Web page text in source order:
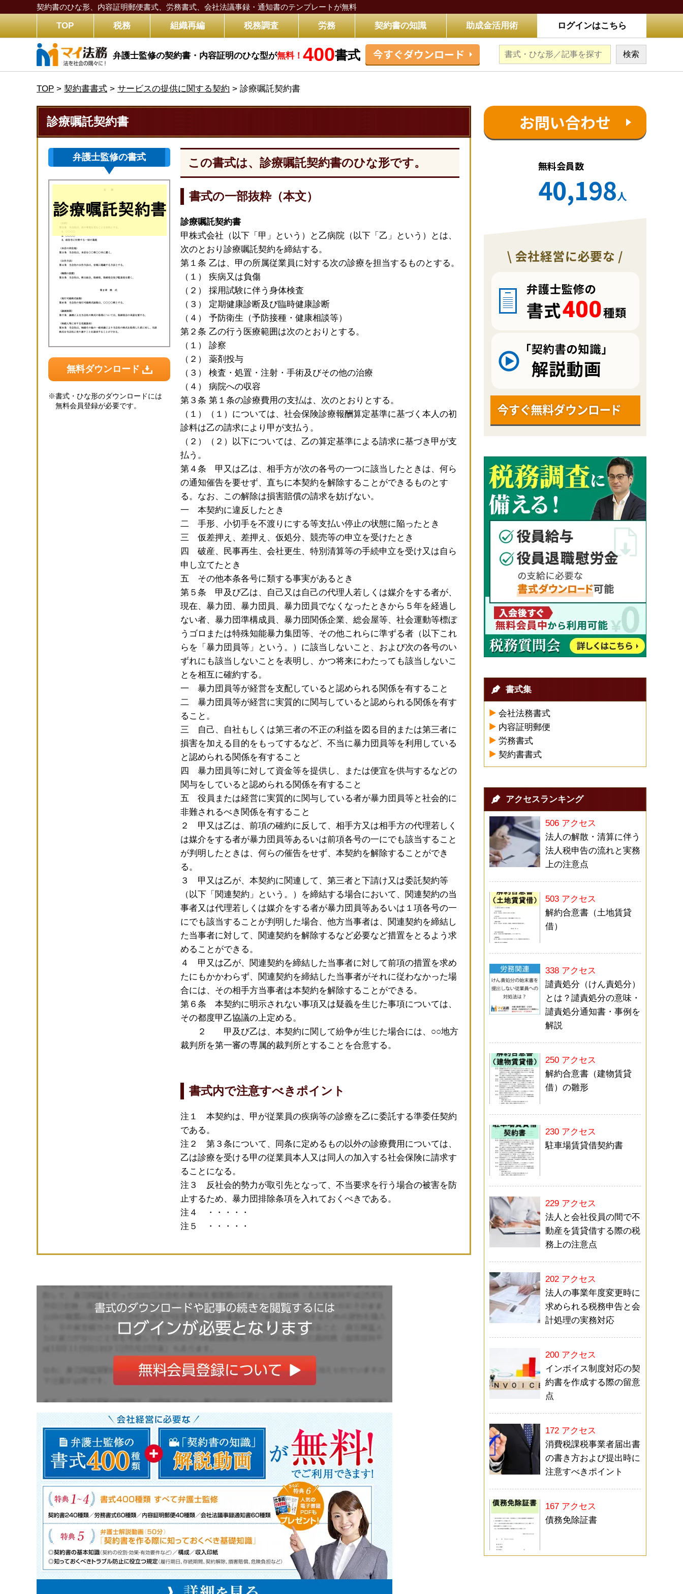
契約書のひな形、内容証明郵便書式、労務書式、 会社法議事録・通知書のテンプレートが無料
TOP 税務 組織再編 税務調査 労務 契約書の知識 助成金活用術 ログインはこちら
弁護士監修の契約書・内容証明のひな型が無料！ 400書式 今すぐダウンロード
TOP > 契約書書式 > サービスの提供に関する契約 > 診療嘱託契約書
診療嘱託契約書
弁護士監修の書式
無料ダウンロード
※書式・ひな形のダウンロードには
無料会員登録が必要です。
この書式は、診療嘱託契約書のひな形です。
書式の一部抜粋（本文）
診療嘱託契約書
甲株式会社（以下「甲」という）と乙病院（以下「乙」という）とは、
次のとおり診療嘱託契約を締結する。
第１条 乙は、甲の所属従業員に対する次の診療を担当するものとする。
（１） 疾病又は負傷
（２） 採用試験に伴う身体検査
（３） 定期健康診断及び臨時健康診断
（４） 予防衛生（予防接種・健康相談等）
第２条 乙の行う医療範囲は次のとおりとする。
（１） 診察
（２） 薬剤投与
（３） 検査・処置・注射・手術及びその他の治療
（４） 病院への収容
第３条 第１条の診療費用の支払は、次のとおりとする。
（１）（１）については、社会保険診療報酬算定基準に基づく本人の初
診料は乙の請求により甲が支払う。
（２）（２）以下については、乙の算定基準による請求に基づき甲が支
払う。
第４条 甲又は乙は、相手方が次の各号の一つに該当したときは、何ら
の通知催告を要せず、直ちに本契約を解除することができるものとす
る。なお、この解除は損害賠償の請求を妨げない。
一 本契約に違反したとき
二 手形、小切手を不渡りにする等支払い停止の状態に陥ったとき
三 仮差押え、差押え、仮処分、競売等の申立を受けたとき
四 破産、民事再生、会社更生、特別清算等の手続申立を受け又は自ら
申し立てたとき
五 その他本条各号に類する事実があるとき
第５条 甲及び乙は、自己又は自己の代理人若しくは媒介をする者が、
現在、暴力団、暴力団員、暴力団員でなくなったときから５年を経過し
ない者、暴力団準構成員、暴力団関係企業、総会屋等、社会運動等標ぼ
うゴロまたは特殊知能暴力集団等、その他これらに準ずる者（以下これ
らを「暴力団員等」という。）に該当しないこと、および次の各号のい
ずれにも該当しないことを表明し、かつ将来にわたっても該当しないこ
とを相互に確約する。
一 暴力団員等が経営を支配していると認められる関係を有すること
二 暴力団員等が経営に実質的に関与していると認められる関係を有す
ること。
三 自己、自社もしくは第三者の不正の利益を図る目的または第三者に
損害を加える目的をもってするなど、不当に暴力団員等を利用している
と認められる関係を有すること
四 暴力団員等に対して資金等を提供し、または便宜を供与するなどの
関与をしていると認められる関係を有すること
五 役員または経営に実質的に関与している者が暴力団員等と社会的に
非難されるべき関係を有すること
２ 甲又は乙は、前項の確約に反して、相手方又は相手方の代理若しく
は媒介をする者が暴力団員等あるいは前項各号の一にでも該当すること
が判明したときは、何らの催告をせず、本契約を解除することができ
る。
３ 甲又は乙が、本契約に関連して、第三者と下請け又は委託契約等
（以下「関連契約」という。）を締結する場合において、関連契約の当
事者又は代理若しくは媒介をする者が暴力団員等あるいは１項各号の一
にでも該当することが判明した場合、他方当事者は、関連契約を締結し
た当事者に対して、関連契約を解除するなど必要など措置をとるよう求
めることができる。
４ 甲又は乙が、関連契約を締結した当事者に対して前項の措置を求め
たにもかかわらず、関連契約を締結した当事者がそれに従わなかった場
合には、その相手方当事者は本契約を解除することができる。
第６条 本契約に明示されない事項又は疑義を生じた事項については、
その都度甲乙協議の上定める。
２ 甲及び乙は、本契約に関して紛争が生じた場合には、○○地方
裁判所を第一審の専属的裁判所とすることを合意する。
書式内で注意すべきポイント
注１ 本契約は、甲が従業員の疾病等の診療を乙に委託する準委任契約
である。
注２ 第３条について、同条に定めるもの以外の診療費用については、
乙は診療を受ける甲の従業員本人又は同人の加入する社会保険に請求す
ることになる。
注３ 反社会的勢力が取引先となって、不当要求を行う場合の被害を防
止するため、暴力団排除条項を入れておくべきである。
注４ ・・・・・
注５ ・・・・・
お問い合わせ
無料会員数
40,198人
書式集
会社法務書式
内容証明郵便
労務書式
契約書書式
アクセスランキング
506 アクセス
法人の解散・清算に伴う
法人税申告の流れと実務
上の注意点
503 アクセス
解約合意書（土地賃貸
借）
338 アクセス
譴責処分（けん責処分）
とは？譴責処分の意味・
譴責処分通知書・事例を
解説
250 アクセス
解約合意書（建物賃貸
借）の雛形
230 アクセス
駐車場賃貸借契約書
229 アクセス
法人と会社役員の間で不
動産を賃貸借する際の税
務上の注意点
202 アクセス
法人の事業年度変更時に
求められる税務申告と会
計処理の実務対応
200 アクセス
インボイス制度対応の契
約書を作成する際の留意
点
172 アクセス
消費税課税事業者届出書
の書き方および提出時に
注意すべきポイント
167 アクセス
債務免除証書